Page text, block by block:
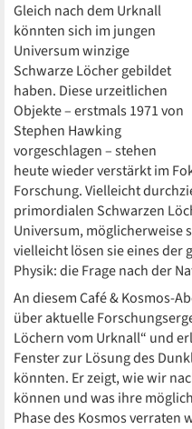
Gleich nach dem Urknall
könnten sich im jungen
Universum winzige
Schwarze Löcher gebildet
haben. Diese urzeitlichen
Objekte – erstmals 1971 von
Stephen Hawking
vorgeschlagen – stehen
heute wieder verstärkt im
Forschung. Vielleicht
primordialen Schwarzen
Universum, möglicherweise
vielleicht lösen sie eines der
Physik: die Frage nach der
An diesem Café & Kosmos-
über aktuelle
Löchern vom Urknall“ und
Fenster zur Lösung des
könnten. Er zeigt, wie wir
können und was ihre
Phase des Kosmos verraten